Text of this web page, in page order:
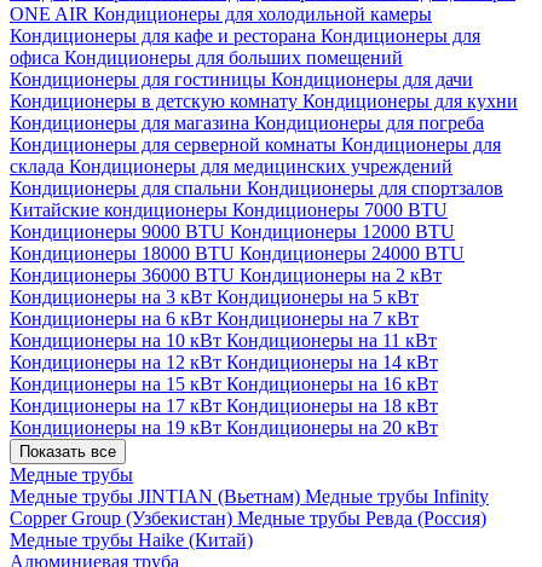
ONE AIR Кондиционеры для холодильной камеры
Кондиционеры для кафе и ресторана Кондиционеры для
офиса Кондиционеры для больших помещений
Кондиционеры для гостиницы Кондиционеры для дачи
Кондиционеры в детскую комнату Кондиционеры для кухни
Кондиционеры для магазина Кондиционеры для погреба
Кондиционеры для серверной комнаты Кондиционеры для
склада Кондиционеры для медицинских учреждений
Кондиционеры для спальни Кондиционеры для спортзалов
Китайские кондиционеры Кондиционеры 7000 BTU
Кондиционеры 9000 BTU Кондиционеры 12000 BTU
Кондиционеры 18000 BTU Кондиционеры 24000 BTU
Кондиционеры 36000 BTU Кондиционеры на 2 кВт
Кондиционеры на 3 кВт Кондиционеры на 5 кВт
Кондиционеры на 6 кВт Кондиционеры на 7 кВт
Кондиционеры на 10 кВт Кондиционеры на 11 кВт
Кондиционеры на 12 кВт Кондиционеры на 14 кВт
Кондиционеры на 15 кВт Кондиционеры на 16 кВт
Кондиционеры на 17 кВт Кондиционеры на 18 кВт
Кондиционеры на 19 кВт Кондиционеры на 20 кВт
Показать все
Медные трубы
Медные трубы JINTIAN (Вьетнам) Медные трубы Infinity
Copper Group (Узбекистан) Медные трубы Ревда (Россия)
Медные трубы Haike (Китай)
Алюминиевая труба